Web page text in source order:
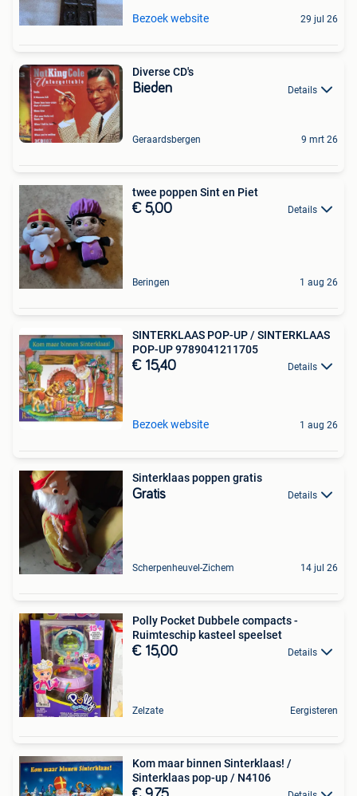
Bezoek website 29 jul 26
Diverse CD's
Bieden Details
Geraardsbergen 9 mrt 26
twee poppen Sint en Piet
€ 5,00 Details
Beringen 1 aug 26
SINTERKLAAS POP-UP / SINTERKLAAS
POP-UP 9789041211705
€ 15,40 Details
Bezoek website 1 aug 26
Sinterklaas poppen gratis
Gratis Details
Scherpenheuvel-Zichem 14 jul 26
Polly Pocket Dubbele compacts -
Ruimteschip kasteel speelset
€ 15,00 Details
Zelzate Eergisteren
Kom maar binnen Sinterklaas! /
Sinterklaas pop-up / N4106